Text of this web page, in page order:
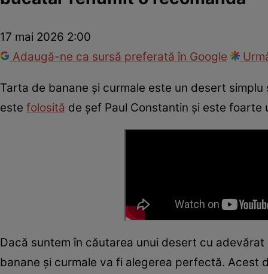
17 mai 2026 2:00
Adaugă-ne ca sursă preferată în Google
Tarta de banane și curmale este un desert
este folosită de șef Paul Constantin și este foarte
Dacă suntem în căutarea unui desert cu
banane și curmale va fi alegerea perfectă. Acest